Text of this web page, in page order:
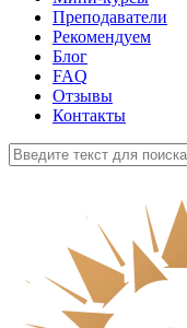
Преподаватели
Рекомендуем
Блог
FAQ
Отзывы
Контакты